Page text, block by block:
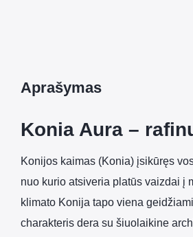
Aprašymas
Konia Aura –
Konijos kaimas (Konia) įsikūręs
nuo kurio atsiveria platūs vaizdai į
klimato Konija tapo viena
charakteris dera su šiuolaikine